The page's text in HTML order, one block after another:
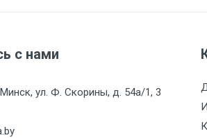
с нами
Минск, ул. Ф. Скорины, д. 54а/1, 3